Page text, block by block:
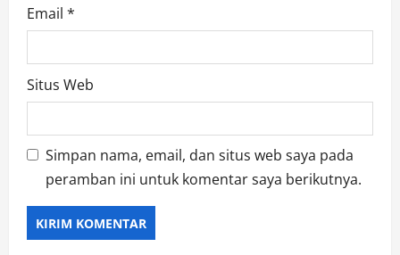
Email *
Situs Web
Simpan nama, email, dan situs web saya pada
peramban ini untuk komentar saya berikutnya.